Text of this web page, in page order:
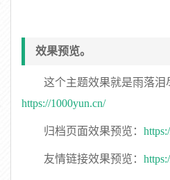
效果预览。
这个主题效果就是雨落泪
https://1000yun.cn/
归档页面效果预览：
友情链接效果预览：